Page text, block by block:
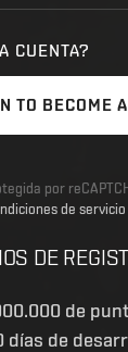
CUENTA?
TO BECOME
por
de servicio
DE
de
días de